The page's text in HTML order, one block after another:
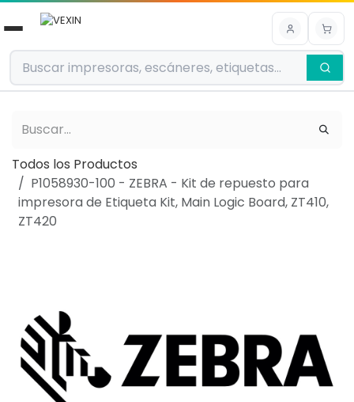
Ir al contenido
Todos los Productos
P1058930-100 - ZEBRA - Kit de repuesto para
impresora de Etiqueta Kit, Main Logic Board, ZT410,
ZT420